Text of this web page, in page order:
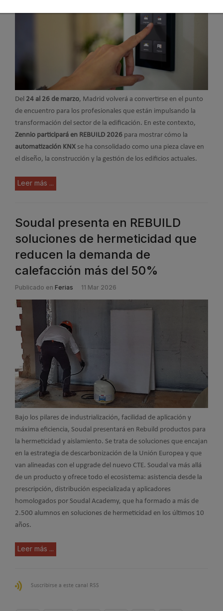
Del 24 al 26 de marzo, Madrid volverá a convertirse en el punto
de encuentro para los profesionales que están impulsando la
transformación del sector de la edificación. En este contexto,
Zennio participará en REBUILD 2026 para mostrar cómo la
automatización KNX se ha consolidado como una pieza clave en
el diseño, la construcción y la gestión de los edificios actuales.
Leer más ...
Soudal presenta en REBUILD
soluciones de hermeticidad que
reducen la demanda de
calefacción más del 50%
Publicado en Ferias 11 Mar 2026
Bajo los pilares de industrialización, facilidad de aplicación y
máxima eficiencia, Soudal presentará en Rebuild productos para
la hermeticidad y aislamiento. Se trata de soluciones que encajan
en la estrategia de descarbonización de la Unión Europea y que
van alineadas con el upgrade del nuevo CTE. Soudal va más allá
de un producto y ofrece todo el ecosistema: asistencia desde la
prescripción, distribución especializada y aplicadores
homologados por Soudal Academy, que ha formado a más de
2.500 alumnos en soluciones de hermeticidad en los últimos 10
años.
Leer más ...
Suscribirse a este canal RSS